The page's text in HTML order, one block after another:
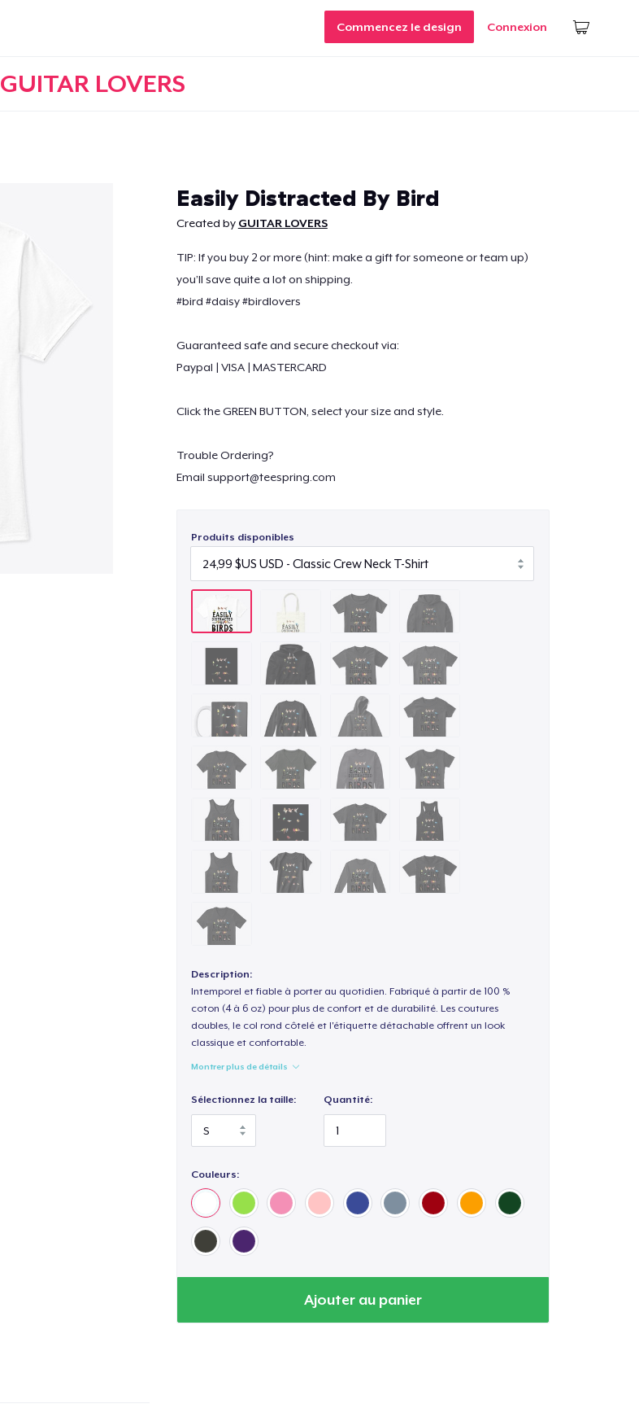
Commencez le design Connexion
GUITAR LOVERS
Easily Distracted By Bird
Created by GUITAR LOVERS
TIP: If you buy 2 or more (hint: make a gift for someone or team up)
you’ll save quite a lot on shipping.
#bird #daisy #birdlovers
Guaranteed safe and secure checkout via:
Paypal | VISA | MASTERCARD
Click the GREEN BUTTON, select your size and style.
Trouble Ordering?
Email support@teespring.com
Produits disponibles
Description:
Intemporel et fiable à porter au quotidien. Fabriqué à partir de 100 %
coton (4 à 6 oz) pour plus de confort et de durabilité. Les coutures
doubles, le col rond côtelé et l'étiquette détachable offrent un look
classique et confortable.
Montrer plus de détails
Sélectionnez la taille: Quantité:
Couleurs:
Ajouter au panier